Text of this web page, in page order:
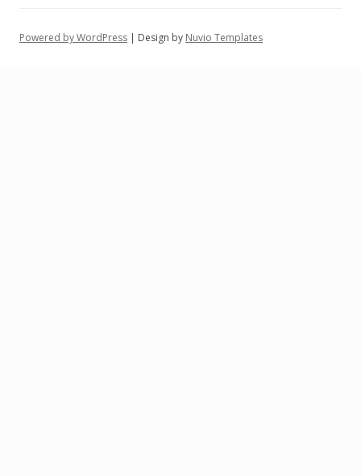
Powered by WordPress | Design by Nuvio Templates